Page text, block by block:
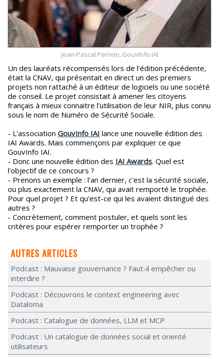
Jean-Pascal Perrein, GouvInfo IAI
Un des lauréats récompensés lors de l'édition précédente,
était la CNAV, qui présentait en direct un des premiers
projets non rattaché à un éditeur de logiciels ou une société
de conseil. Le projet consistait à amener les citoyens
français à mieux connaitre l'utilisation de leur NIR, plus connu
sous le nom de Numéro de Sécurité Sociale.
- L'association GouvInfo IAI lance une nouvelle édition des
IAI Awards. Mais commençons par expliquer ce que
GouvInfo IAI.
- Donc une nouvelle édition des IAI Awards. Quel est
l'objectif de ce concours ?
- Prenons un exemple : l'an dernier, c'est la sécurité sociale,
ou plus exactement la CNAV, qui avait remporté le trophée.
Pour quel projet ? Et qu'est-ce qui les avaient distingué des
autres ?
- Concrètement, comment postuler, et quels sont les
critères pour espérer remporter un trophée ?
AUTRES ARTICLES
Podcast : Mauvaise gouvernance ? Faut-il empêcher ou
interdire ?
Podcast : Découvrons le context engineering avec
Dataloma
Podcast : Catalogue de données, LLM et MCP
Podcast : Un catalogue de données social et orienté
utilisateurs